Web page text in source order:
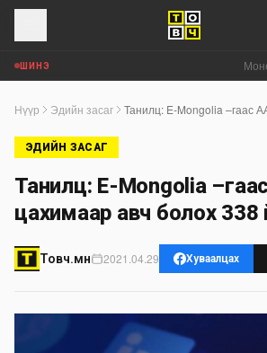
ШИНЭ
Нүүр Эдийн засаг
ЭДИЙН ЗАСАГ
Танилц: E-Mongolia
цахимаар авч болох 338
Товч.мн 2021.04.29 Хуваалцах